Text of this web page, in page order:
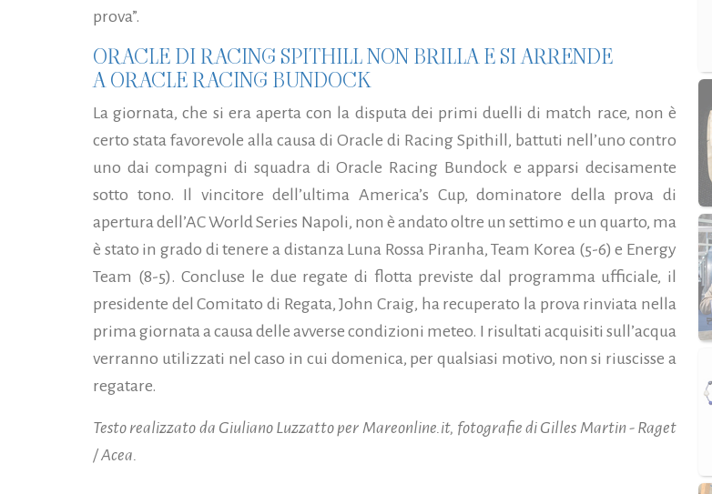
prova”.
ORACLE DI RACING SPITHILL NON BRILLA E SI ARRENDE
A ORACLE RACING BUNDOCK
La giornata, che si era aperta con la disputa dei primi duelli di match race, non è
certo stata favorevole alla causa di Oracle di Racing Spithill, battuti nell’uno contro
uno dai compagni di squadra di Oracle Racing Bundock e apparsi decisamente
sotto tono. Il vincitore dell’ultima America’s Cup, dominatore della prova di
apertura dell’AC World Series Napoli, non è andato oltre un settimo e un quarto, ma
è stato in grado di tenere a distanza Luna Rossa Piranha, Team Korea (5-6) e Energy
Team (8-5). Concluse le due regate di flotta previste dal programma ufficiale, il
presidente del Comitato di Regata, John Craig, ha recuperato la prova rinviata nella
prima giornata a causa delle avverse condizioni meteo. I risultati acquisiti sull’acqua
verranno utilizzati nel caso in cui domenica, per qualsiasi motivo, non si riuscisse a
regatare.
Testo realizzato da Giuliano Luzzatto per Mareonline.it, fotografie di Gilles Martin - Raget
/ Acea.